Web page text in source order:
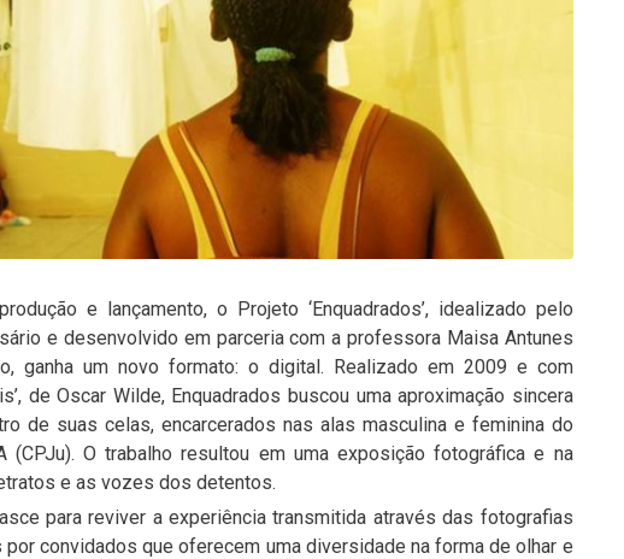
e lançamento, o Projeto ‘Enquadrados’, idealizado pelo
e desenvolvido em parceria com a professora Maisa Antunes
ganha um novo formato: o digital. Realizado em 2009 e com
de Oscar Wilde, Enquadrados buscou uma aproximação sincera
de suas celas, encarcerados nas alas masculina e feminina do
(CPJu). O trabalho resultou em uma exposição fotográfica e na
e as vozes dos detentos.
para reviver a experiência transmitida através das fotografias
convidados que oferecem uma diversidade na forma de olhar e